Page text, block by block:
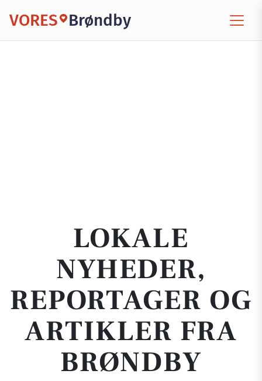
VORES Brøndby
LOKALE
NYHEDER,
REPORTAGER OG
ARTIKLER FRA
BRØNDBY